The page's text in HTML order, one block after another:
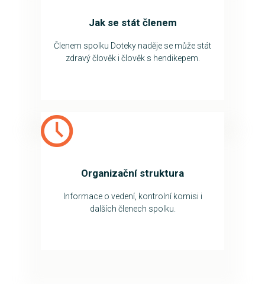
Jak se stát členem
Členem spolku Doteky naděje se může stát
zdravý člověk i člověk s hendikepem.
Organizační struktura
Informace o vedení, kontrolní komisi i
dalších členech spolku.